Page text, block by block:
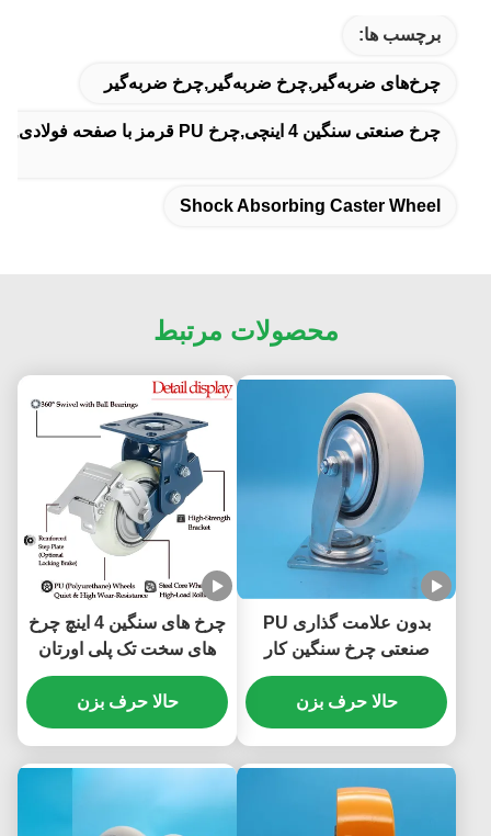
برچسب ها:
چرخ‌های ضربه‌گیر,چرخ ضربه‌گیر,چرخ ضربه‌گیر
چرخ صنعتی سنگین 4 اینچی,چرخ PU قرمز با صفحه فولادی,چرخ PU قرمز 4 اینچی
Shock Absorbing Caster Wheel
محصولات مرتبط
بدون علامت گذاری PU
صنعتی چرخ سنگین کار
سنگل 4 اینچی چرخ باز کن
قابل قفل کردن برای انبار و
لجستیک
حالا حرف بزن
چرخ های سنگین 4 اینچ چرخ
های سخت تک پلی اورتان
(PU) چرخ های توپ با اثر
برای استفاده صنعتی
حالا حرف بزن